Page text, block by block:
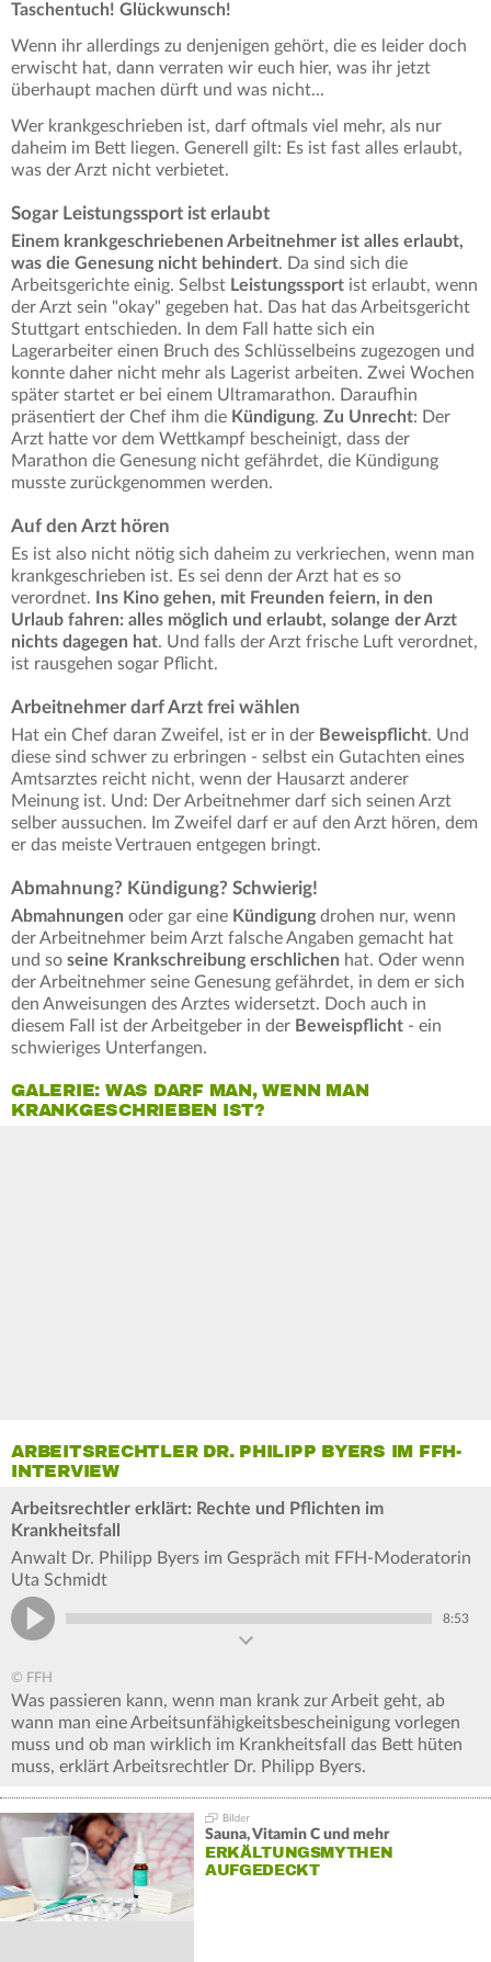
Taschentuch! Glückwunsch!
Wenn ihr allerdings zu denjenigen gehört, die es leider doch
erwischt hat, dann verraten wir euch hier, was ihr jetzt
überhaupt machen dürft und was nicht...
Wer krankgeschrieben ist, darf oftmals viel mehr, als nur
daheim im Bett liegen. Generell gilt: Es ist fast alles erlaubt,
was der Arzt nicht verbietet.
Sogar Leistungssport ist erlaubt
Einem krankgeschriebenen Arbeitnehmer ist alles erlaubt,
was die Genesung nicht behindert. Da sind sich die
Arbeitsgerichte einig. Selbst Leistungssport ist erlaubt, wenn
der Arzt sein "okay" gegeben hat. Das hat das Arbeitsgericht
Stuttgart entschieden. In dem Fall hatte sich ein
Lagerarbeiter einen Bruch des Schlüsselbeins zugezogen und
konnte daher nicht mehr als Lagerist arbeiten. Zwei Wochen
später startet er bei einem Ultramarathon. Daraufhin
präsentiert der Chef ihm die Kündigung. Zu Unrecht: Der
Arzt hatte vor dem Wettkampf bescheinigt, dass der
Marathon die Genesung nicht gefährdet, die Kündigung
musste zurückgenommen werden.
Auf den Arzt hören
Es ist also nicht nötig sich daheim zu verkriechen, wenn man
krankgeschrieben ist. Es sei denn der Arzt hat es so
verordnet.
Ins Kino gehen, mit Freunden feiern, in den
Urlaub fahren: alles möglich und erlaubt, solange der Arzt
nichts dagegen hat. Und falls der Arzt frische Luft verordnet,
ist rausgehen sogar Pflicht.
Arbeitnehmer darf Arzt frei wählen
Hat ein Chef daran Zweifel, ist er in der Beweispflicht. Und
diese sind schwer zu erbringen - selbst ein Gutachten eines
Amtsarztes reicht nicht, wenn der Hausarzt anderer
Meinung ist. Und: Der Arbeitnehmer darf sich seinen Arzt
selber aussuchen. Im Zweifel darf er auf den Arzt hören, dem
er das meiste Vertrauen entgegen bringt.
Abmahnung? Kündigung? Schwierig!
Abmahnungen oder gar eine Kündigung drohen nur, wenn
der Arbeitnehmer beim Arzt falsche Angaben gemacht hat
und so seine Krankschreibung erschlichen hat. Oder wenn
der Arbeitnehmer seine Genesung gefährdet, in dem er sich
den Anweisungen des Arztes widersetzt. Doch auch in
diesem Fall ist der Arbeitgeber in der Beweispflicht - ein
schwieriges Unterfangen.
GALERIE: WAS DARF MAN, WENN MAN
KRANKGESCHRIEBEN IST?
ARBEITSRECHTLER DR. PHILIPP BYERS IM FFH-
INTERVIEW
Arbeitsrechtler erklärt: Rechte und Pflichten im
Krankheitsfall
Anwalt Dr. Philipp Byers im Gespräch mit FFH-Moderatorin
Uta Schmidt
8:53
© FFH
Was passieren kann, wenn man krank zur Arbeit geht, ab
wann man eine Arbeitsunfähigkeitsbescheinigung vorlegen
muss und ob man wirklich im Krankheitsfall das Bett hüten
muss, erklärt Arbeitsrechtler Dr. Philipp Byers.
Sauna, Vitamin C und mehr
ERKÄLTUNGSMYTHEN
AUFGEDECKT